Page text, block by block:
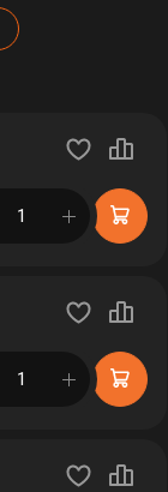
в корзине
в корзине